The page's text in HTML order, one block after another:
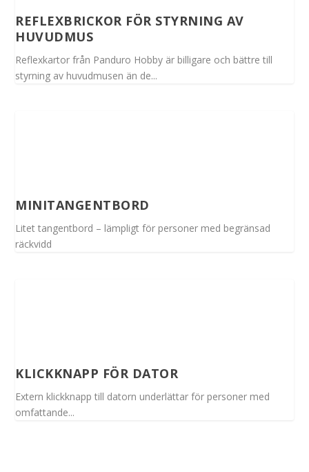
REFLEXBRICKOR FÖR STYRNING AV
HUVUDMUS
Reflexkartor från Panduro Hobby är billigare och bättre till
styrning av huvudmusen än de...
MINITANGENTBORD
Litet tangentbord – lämpligt för personer med begränsad
räckvidd
KLICKKNAPP FÖR DATOR
Extern klickknapp till datorn underlättar för personer med
omfattande...